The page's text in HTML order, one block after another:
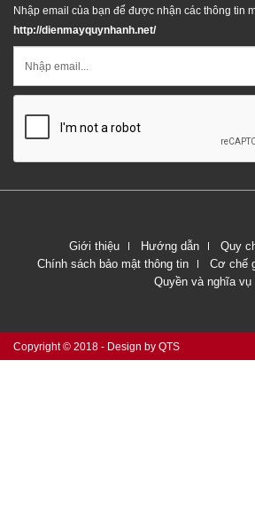
Nhập email của bạn để được nhận các thông tin
http://dienmayquynhanh.net/
Giới thiệu Hướng dẫn
Quy
Chính sách bảo mật thông tin
Cơ chế
Quyền và nghĩa vụ
Copyright © 2018 - Design by QTS